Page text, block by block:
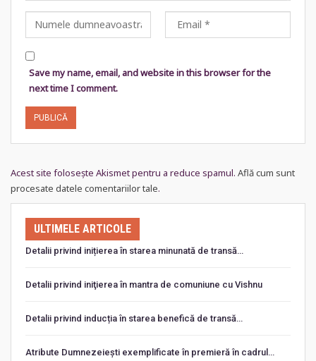
Save my name, email, and website in this browser for the
next time I comment.
Acest site folosește Akismet pentru a reduce spamul. Află cum sunt
procesate datele comentariilor tale.
ULTIMELE ARTICOLE
Detalii privind inițierea în starea minunată de transă…
Detalii privind iniţierea în mantra de comuniune cu Vishnu
Detalii privind inducția în starea benefică de transă…
Atribute Dumnezeiești exemplificate în premieră în cadrul…